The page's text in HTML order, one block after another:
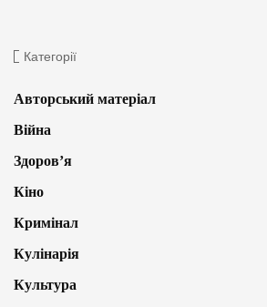
Категорії
Авторський матеріал
Війна
Здоров’я
Кіно
Кримінал
Кулінарія
Культура